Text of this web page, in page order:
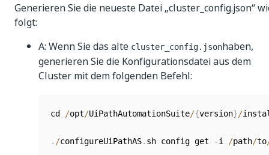
Generieren Sie die neueste Datei „cluster_config.json“
folgt:
A: Wenn Sie das alte cluster_config.jsonhaben,
generieren Sie die Konfigurationsdatei aus dem
Cluster mit dem folgenden Befehl:
cd /opt/UiPathAutomationSuite/{version}/
. /configureUiPathAS. sh config get -i /path/to